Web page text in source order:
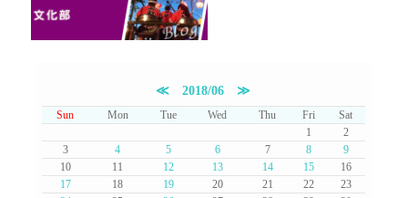
≪ 2018/06 ≫
Sun Mon Tue Wed Thu Fri
Sat
1
2
3
4 5 6 7 8
9
10
11 12 13 14 15
16
17
18 19 20 21 22
23